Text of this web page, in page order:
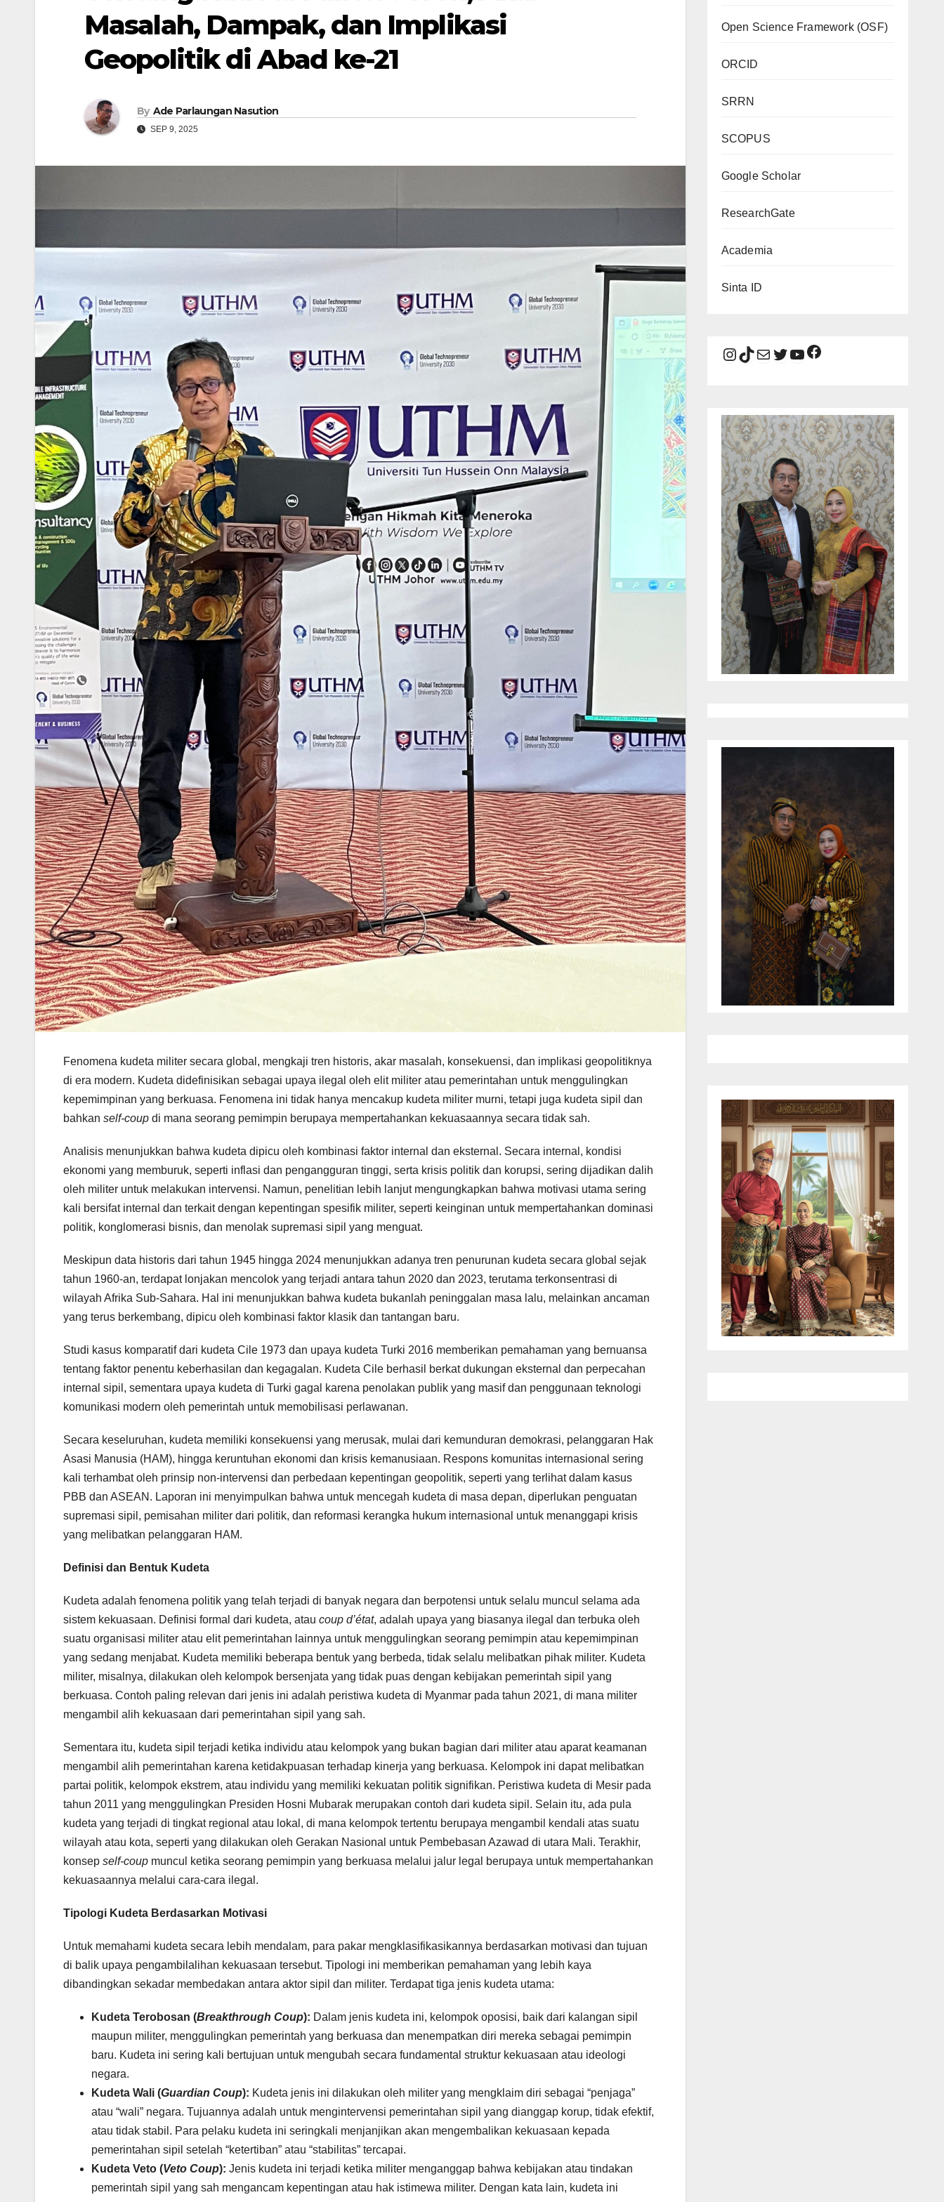
Masalah, Dampak, dan Implikasi
Geopolitik di Abad ke-21
By Ade Parlaungan Nasution
SEP 9, 2025
Fenomena kudeta militer secara global, mengkaji tren historis, akar masalah, konsekuensi, dan implikasi geopolitiknya
di era modern. Kudeta didefinisikan sebagai upaya ilegal oleh elit militer atau pemerintahan untuk menggulingkan
kepemimpinan yang berkuasa. Fenomena ini tidak hanya mencakup kudeta militer murni, tetapi juga kudeta sipil dan
bahkan self-coup di mana seorang pemimpin berupaya mempertahankan kekuasaannya secara tidak sah.
Analisis menunjukkan bahwa kudeta dipicu oleh kombinasi faktor internal dan eksternal. Secara internal, kondisi
ekonomi yang memburuk, seperti inflasi dan pengangguran tinggi, serta krisis politik dan korupsi, sering dijadikan dalih
oleh militer untuk melakukan intervensi. Namun, penelitian lebih lanjut mengungkapkan bahwa motivasi utama sering
kali bersifat internal dan terkait dengan kepentingan spesifik militer, seperti keinginan untuk mempertahankan dominasi
politik, konglomerasi bisnis, dan menolak supremasi sipil yang menguat.
Meskipun data historis dari tahun 1945 hingga 2024 menunjukkan adanya tren penurunan kudeta secara global sejak
tahun 1960-an, terdapat lonjakan mencolok yang terjadi antara tahun 2020 dan 2023, terutama terkonsentrasi di
wilayah Afrika Sub-Sahara. Hal ini menunjukkan bahwa kudeta bukanlah peninggalan masa lalu, melainkan ancaman
yang terus berkembang, dipicu oleh kombinasi faktor klasik dan tantangan baru.
Studi kasus komparatif dari kudeta Cile 1973 dan upaya kudeta Turki 2016 memberikan pemahaman yang bernuansa
tentang faktor penentu keberhasilan dan kegagalan. Kudeta Cile berhasil berkat dukungan eksternal dan perpecahan
internal sipil, sementara upaya kudeta di Turki gagal karena penolakan publik yang masif dan penggunaan teknologi
komunikasi modern oleh pemerintah untuk memobilisasi perlawanan.
Secara keseluruhan, kudeta memiliki konsekuensi yang merusak, mulai dari kemunduran demokrasi, pelanggaran Hak
Asasi Manusia (HAM), hingga keruntuhan ekonomi dan krisis kemanusiaan. Respons komunitas internasional sering
kali terhambat oleh prinsip non-intervensi dan perbedaan kepentingan geopolitik, seperti yang terlihat dalam kasus
PBB dan ASEAN. Laporan ini menyimpulkan bahwa untuk mencegah kudeta di masa depan, diperlukan penguatan
supremasi sipil, pemisahan militer dari politik, dan reformasi kerangka hukum internasional untuk menanggapi krisis
yang melibatkan pelanggaran HAM.
Definisi dan Bentuk Kudeta
Kudeta adalah fenomena politik yang telah terjadi di banyak negara dan berpotensi untuk selalu muncul selama ada
sistem kekuasaan. Definisi formal dari kudeta, atau coup d’état, adalah upaya yang biasanya ilegal dan terbuka oleh
suatu organisasi militer atau elit pemerintahan lainnya untuk menggulingkan seorang pemimpin atau kepemimpinan
yang sedang menjabat. Kudeta memiliki beberapa bentuk yang berbeda, tidak selalu melibatkan pihak militer. Kudeta
militer, misalnya, dilakukan oleh kelompok bersenjata yang tidak puas dengan kebijakan pemerintah sipil yang
berkuasa. Contoh paling relevan dari jenis ini adalah peristiwa kudeta di Myanmar pada tahun 2021, di mana militer
mengambil alih kekuasaan dari pemerintahan sipil yang sah.
Sementara itu, kudeta sipil terjadi ketika individu atau kelompok yang bukan bagian dari militer atau aparat keamanan
mengambil alih pemerintahan karena ketidakpuasan terhadap kinerja yang berkuasa. Kelompok ini dapat melibatkan
partai politik, kelompok ekstrem, atau individu yang memiliki kekuatan politik signifikan. Peristiwa kudeta di Mesir pada
tahun 2011 yang menggulingkan Presiden Hosni Mubarak merupakan contoh dari kudeta sipil. Selain itu, ada pula
kudeta yang terjadi di tingkat regional atau lokal, di mana kelompok tertentu berupaya mengambil kendali atas suatu
wilayah atau kota, seperti yang dilakukan oleh Gerakan Nasional untuk Pembebasan Azawad di utara Mali. Terakhir,
konsep self-coup muncul ketika seorang pemimpin yang berkuasa melalui jalur legal berupaya untuk mempertahankan
kekuasaannya melalui cara-cara ilegal.
Tipologi Kudeta Berdasarkan Motivasi
Untuk memahami kudeta secara lebih mendalam, para pakar mengklasifikasikannya berdasarkan motivasi dan tujuan
di balik upaya pengambilalihan kekuasaan tersebut. Tipologi ini memberikan pemahaman yang lebih kaya
dibandingkan sekadar membedakan antara aktor sipil dan militer. Terdapat tiga jenis kudeta utama:
Kudeta Terobosan (Breakthrough Coup): Dalam jenis kudeta ini, kelompok oposisi, baik dari kalangan sipil
maupun militer, menggulingkan pemerintah yang berkuasa dan menempatkan diri mereka sebagai pemimpin
baru. Kudeta ini sering kali bertujuan untuk mengubah secara fundamental struktur kekuasaan atau ideologi
negara.
Kudeta Wali (Guardian Coup): Kudeta jenis ini dilakukan oleh militer yang mengklaim diri sebagai “penjaga”
atau “wali” negara. Tujuannya adalah untuk mengintervensi pemerintahan sipil yang dianggap korup, tidak efektif,
atau tidak stabil. Para pelaku kudeta ini seringkali menjanjikan akan mengembalikan kekuasaan kepada
pemerintahan sipil setelah “ketertiban” atau “stabilitas” tercapai.
Kudeta Veto (Veto Coup): Jenis kudeta ini terjadi ketika militer menganggap bahwa kebijakan atau tindakan
pemerintah sipil yang sah mengancam kepentingan atau hak istimewa militer. Dengan kata lain, kudeta ini
Open Science Framework (OSF)
ORCID
SRRN
SCOPUS
Google Scholar
ResearchGate
Academia
Sinta ID
Instagram
TikTok
MailTwitter
YouTube
Facebook